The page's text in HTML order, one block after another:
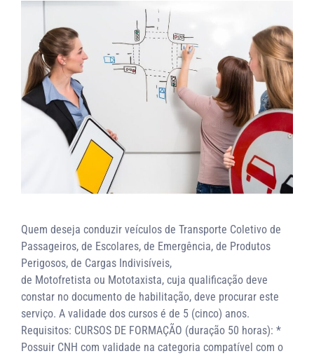
Quem deseja conduzir veículos de Transporte Coletivo de
Passageiros, de Escolares, de Emergência, de Produtos
Perigosos, de Cargas Indivisíveis,
de Motofretista ou Mototaxista, cuja qualificação deve
constar no documento de habilitação, deve procurar este
serviço. A validade dos cursos é de 5 (cinco) anos.
Requisitos: CURSOS DE FORMAÇÃO (duração 50 horas): *
Possuir CNH com validade na categoria compatível com o